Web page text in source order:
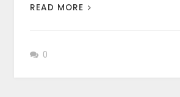
READ MORE
0